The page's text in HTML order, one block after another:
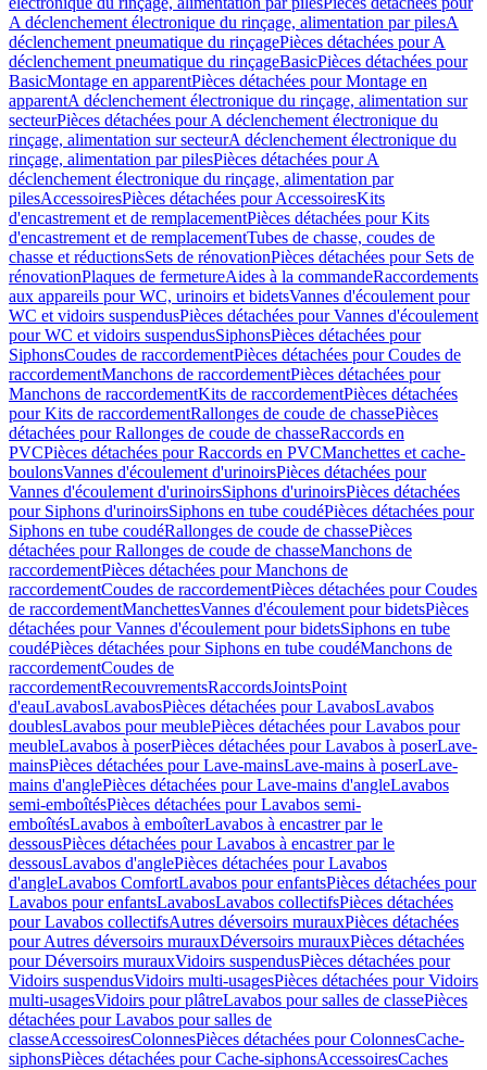
A déclenchement électronique du rinçage, alimentation par pilesA
déclenchement pneumatique du rinçagePièces détachées pour A
déclenchement pneumatique du rinçageBasicPièces détachées pour
BasicMontage en apparentPièces détachées pour Montage en
apparentA déclenchement électronique du rinçage, alimentation sur
secteurPièces détachées pour A déclenchement électronique du
rinçage, alimentation sur secteurA déclenchement électronique du
rinçage, alimentation par pilesPièces détachées pour A
déclenchement électronique du rinçage, alimentation par
pilesAccessoiresPièces détachées pour AccessoiresKits
d'encastrement et de remplacementPièces détachées pour Kits
d'encastrement et de remplacementTubes de chasse, coudes de
chasse et réductionsSets de rénovationPièces détachées pour Sets de
rénovationPlaques de fermetureAides à la commandeRaccordements
aux appareils pour WC, urinoirs et bidetsVannes d'écoulement pour
WC et vidoirs suspendusPièces détachées pour Vannes d'écoulement
pour WC et vidoirs suspendusSiphonsPièces détachées pour
SiphonsCoudes de raccordementPièces détachées pour Coudes de
raccordementManchons de raccordementPièces détachées pour
Manchons de raccordementKits de raccordementPièces détachées
pour Kits de raccordementRallonges de coude de chassePièces
détachées pour Rallonges de coude de chasseRaccords en
PVCPièces détachées pour Raccords en PVCManchettes et cache-
boulonsVannes d'écoulement d'urinoirsPièces détachées pour
Vannes d'écoulement d'urinoirsSiphons d'urinoirsPièces détachées
pour Siphons d'urinoirsSiphons en tube coudéPièces détachées pour
Siphons en tube coudéRallonges de coude de chassePièces
détachées pour Rallonges de coude de chasseManchons de
raccordementPièces détachées pour Manchons de
raccordementCoudes de raccordementPièces détachées pour Coudes
de raccordementManchettesVannes d'écoulement pour bidetsPièces
détachées pour Vannes d'écoulement pour bidetsSiphons en tube
coudéPièces détachées pour Siphons en tube coudéManchons de
raccordementCoudes de
raccordementRecouvrementsRaccordsJointsPoint
d'eauLavabosLavabosPièces détachées pour LavabosLavabos
doublesLavabos pour meublePièces détachées pour Lavabos pour
meubleLavabos à poserPièces détachées pour Lavabos à poserLave-
mainsPièces détachées pour Lave-mainsLave-mains à poserLave-
mains d'anglePièces détachées pour Lave-mains d'angleLavabos
semi-emboîtésPièces détachées pour Lavabos semi-
emboîtésLavabos à emboîterLavabos à encastrer par le
dessousPièces détachées pour Lavabos à encastrer par le
dessousLavabos d'anglePièces détachées pour Lavabos
d'angleLavabos ComfortLavabos pour enfantsPièces détachées pour
Lavabos pour enfantsLavabosLavabos collectifsPièces détachées
pour Lavabos collectifsAutres déversoirs murauxPièces détachées
pour Autres déversoirs murauxDéversoirs murauxPièces détachées
pour Déversoirs murauxVidoirs suspendusPièces détachées pour
Vidoirs suspendusVidoirs multi-usagesPièces détachées pour Vidoirs
multi-usagesVidoirs pour plâtreLavabos pour salles de classePièces
détachées pour Lavabos pour salles de
classeAccessoiresColonnesPièces détachées pour ColonnesCache-
siphonsPièces détachées pour Cache-siphonsAccessoiresCaches